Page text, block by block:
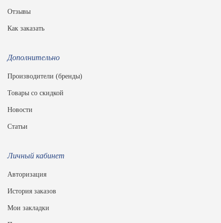
Отзывы
Как заказать
Дополнительно
Производители (бренды)
Товары со скидкой
Новости
Статьи
Личный кабинет
Авторизация
История заказов
Мои закладки